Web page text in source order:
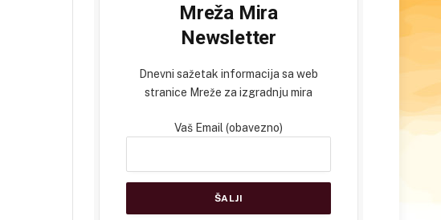
Mreža Mira
Newsletter
Dnevni sažetak informacija sa web
stranice Mreže za izgradnju mira
Vaš Email (obavezno)